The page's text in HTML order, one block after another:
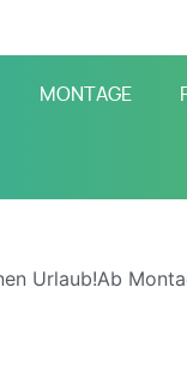
MONTAGE
Urlaub!Ab